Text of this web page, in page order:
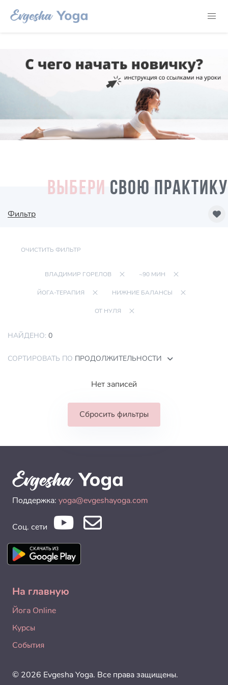
ВЫБЕРИ СВОЮ ПРАКТИКУ
Фильтр
ОЧИСТИТЬ ФИЛЬТР
ВЛАДИМИР ГОРЕЛОВ ~90 МИН
ЙОГА-ТЕРАПИЯ НИЖНИЕ БАЛАНСЫ
ОТ НУЛЯ
НАЙДЕНО: 0
СОРТИРОВАТЬ ПО ПРОДОЛЖИТЕЛЬНОСТИ
Нет записей
Сбросить фильтры
Поддержка: yoga@evgeshayoga.com
Соц. сети
На главную
Йога Online
Курсы
События
© 2026 Evgesha Yoga. Все права защищены.